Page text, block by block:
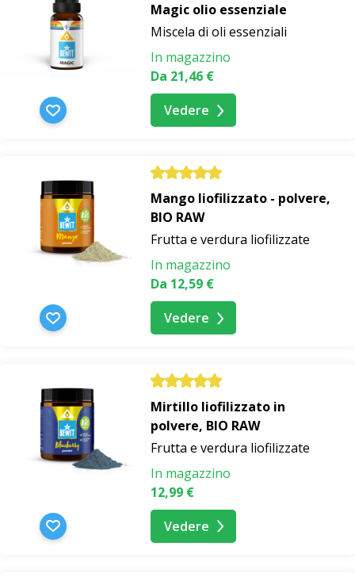
Magic olio essenziale
Miscela di oli essenziali
In magazzino
Da 21,46 €
Vedere
Mango liofilizzato - polvere,
BIO RAW
Frutta e verdura liofilizzate
In magazzino
Da 12,59 €
Vedere
Mirtillo liofilizzato in
polvere, BIO RAW
Frutta e verdura liofilizzate
In magazzino
12,99 €
Vedere